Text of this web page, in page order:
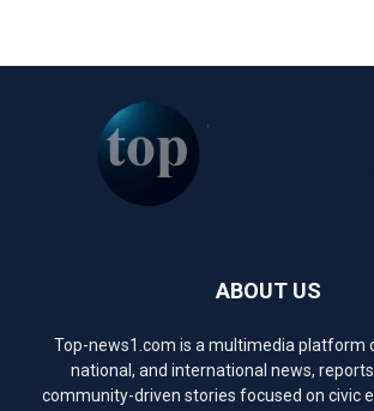
ABOUT US
Top-news1.com is a multimedia platform
national, and international news,
community-driven stories focused on civic